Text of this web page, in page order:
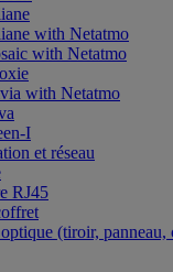
with Netatmo
with Netatmo
with Netatmo
I
et réseau
RJ45
(tiroir, panneau,